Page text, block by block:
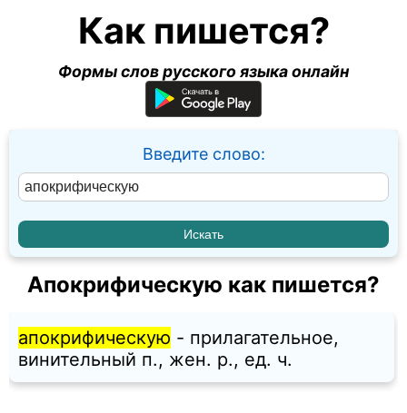
Как пишется?
Формы слов русского языка онлайн
Введите слово:
Апокрифическую как пишется?
апокрифическую - прилагательное,
винительный п., жен. p., ед. ч.